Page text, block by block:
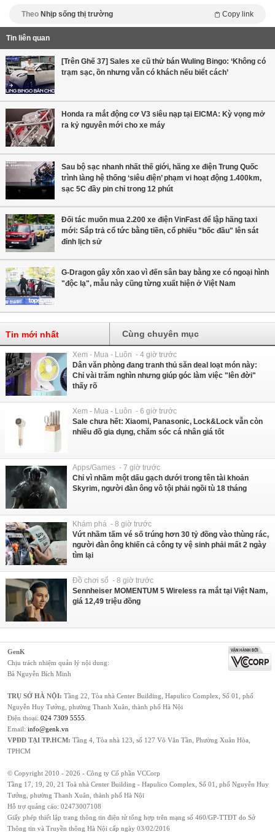
Theo Nhịp sống thị trường Copy link
Tin liên quan
[Trên Ghế 37] Sales xe cũ thử bán Wuling Bingo: ‘Không có
trạm sạc, ồn nhưng vẫn có khách nếu biết cách’
Honda ra mắt động cơ V3 siêu nạp tại EICMA: Kỳ vọng mở
ra kỷ nguyên mới cho xe máy
Sau bộ sạc nhanh nhất thế giới, hãng xe điện Trung Quốc
trình làng hệ thống ‘siêu điện’ phạm vi hoạt động 1.400km,
sạc 5C đầy pin chỉ trong 12 phút
Đối tác muốn mua 2.200 xe điện VinFast để lập hãng taxi
mới: Sắp trả cổ tức bằng tiền, cổ phiếu "bốc đầu" lên sát
đỉnh lịch sử
G-Dragon gây xôn xao vì đến sân bay bằng xe có ngoại hình
"độc lạ", mẫu này cũng từng xuất hiện ở Việt Nam
Tin mới nhất Cùng chuyên mục
Xem - Mua - Luôn - 4 giờ trước
Dân văn phòng đang tranh thủ săn deal loạt món này:
Chỉ vài trăm nghìn nhưng giúp góc làm việc "lên đời"
thấy rõ
Xem - Mua - Luôn - 6 giờ trước
Sale chưa hết: Xiaomi, Panasonic, Lock&Lock vẫn còn
nhiều đồ gia dụng, chăm sóc cá nhân giá tốt
Apps/Games - 7 giờ trước
Chỉ vì nhầm một dấu gạch dưới trong tên tài khoản
Skyrim, người đàn ông vô tội phải ngồi tù 18 tháng
Khám phá - 8 giờ trước
Vứt nhầm tấm vé số trúng hơn 30 tỷ đồng vào thùng rác,
người đàn ông khiến cả công ty vệ sinh phải mất 2 ngày
tìm lại
Đồ chơi số - 8 giờ trước
Sennheiser MOMENTUM 5 Wireless ra mắt tại Việt Nam,
giá 12,49 triệu đồng
GenK
Chịu trách nhiệm quản lý nội dung:
Bà Nguyễn Bích Minh
TRỤ SỞ HÀ NỘI: Tầng 22, Tòa nhà Center Building, Hapulico Complex, Số 01, phố
Nguyễn Huy Tưởng, phường Thanh Xuân, thành phố Hà Nội
Điện thoại: 024 7309 5555
Email: info@genk.vn
VPĐD TẠI TP.HCM: Tầng 4, Tòa nhà 123, số 127 Võ Văn Tần, Phường Xuân Hòa,
TPHCM
© Copyright 2010 - 2026 - Công ty Cổ phần VCCorp
Tầng 17, 19, 20, 21 Toà nhà Center Building - Hapulico Complex, Số 01, phố Nguyễn Huy
Tưởng, phường Thanh Xuân, thành phố Hà Nội
Hỗ trợ quảng cáo: 02473007108
Giấy phép thiết lập trang thông tin điện tử tổng hợp trên mạng số 460/GP-TTĐT do Sở
Thông tin và Truyền thông Hà Nội cấp ngày 03/02/2016